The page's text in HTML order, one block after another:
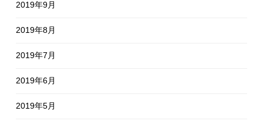
2019年9月
2019年8月
2019年7月
2019年6月
2019年5月